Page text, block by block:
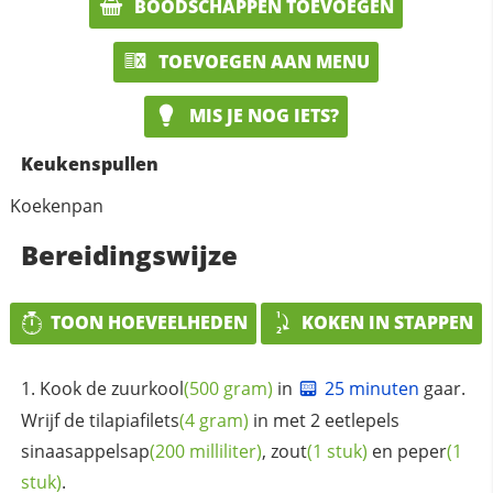
BOODSCHAPPEN TOEVOEGEN
TOEVOEGEN AAN MENU
MIS JE NOG IETS?
Keukenspullen
Koekenpan
Bereidingswijze
TOON HOEVEELHEDEN KOKEN IN STAPPEN
Kook dezuurkool(500 gram) in 25 minuten gaar.
Wrijf detilapiafilets(4 gram) in met 2 eetlepels
sinaasappelsap(200 milliliter), zout(1 stuk) en peper(1
stuk).